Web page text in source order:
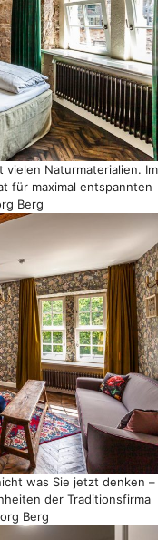
vielen Naturmaterialien. Im
für maximal entspannten
Berg
was Sie jetzt denken –
der Traditionsfirma
Berg